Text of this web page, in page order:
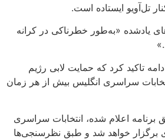
تل‌آویو ایستاده است.
یادشده «به‌طور خطرناکی در کرانه
تاکید کرد که حمایت لابی رژیم
سراسری انگلیس بیش از هر زمان
اعلام شده، انتخابات سراسری
برگزار خواهد شد و طبق نظرسنجی‌ها